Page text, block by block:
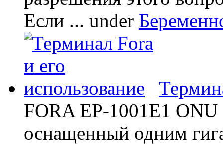
Если ... under
FORA EP-1001E1 ONU
оснащенный одним